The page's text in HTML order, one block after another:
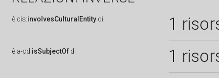
è cis:involvesCulturalEntity di 1
è a-cd:isSubjectOf di 1